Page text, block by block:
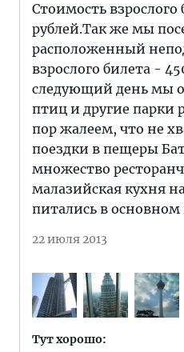
Стоимость взрослого
рублей.Так же мы
расположенный
взрослого билета -
следующий день мы
птиц и другие парки
пор жалеем, что не
поездки в пещеры
множество
малазийская кухня
питались в основном
22 июля 2013
Тут хорошо: